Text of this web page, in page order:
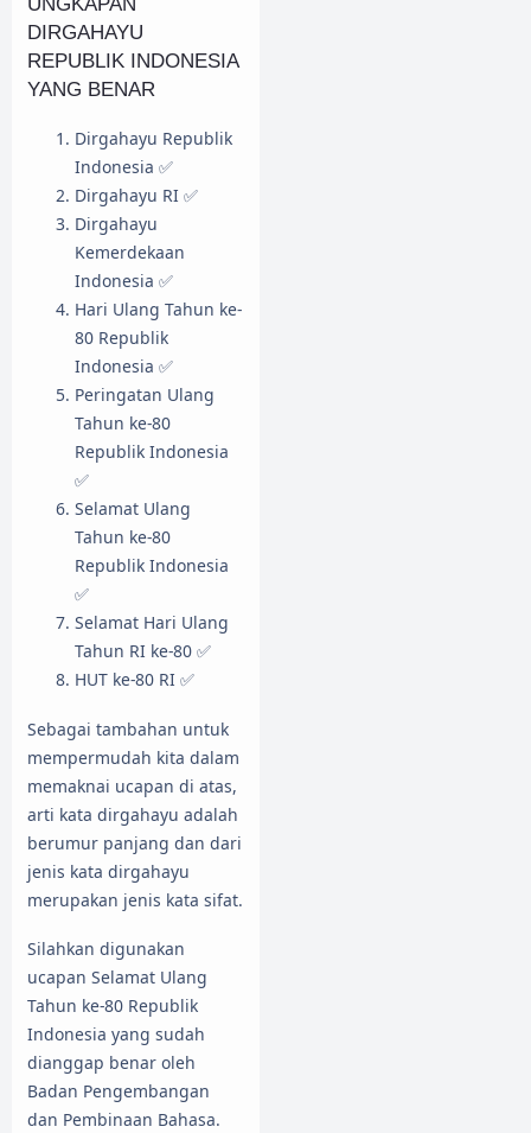
DIRGAHAYU
REPUBLIK INDONESIA
YANG BENAR
Dirgahayu Republik
Indonesia ✅
Dirgahayu RI ✅
Dirgahayu
Kemerdekaan
Indonesia ✅
Hari Ulang Tahun ke-
80 Republik
Indonesia ✅
Peringatan Ulang
Tahun ke-80
Republik Indonesia
✅
Selamat Ulang
Tahun ke-80
Republik Indonesia
✅
Selamat Hari Ulang
Tahun RI ke-80 ✅
HUT ke-80 RI ✅
Sebagai tambahan untuk
mempermudah kita dalam
memaknai ucapan di atas,
arti kata dirgahayu adalah
berumur panjang dan dari
jenis kata dirgahayu
merupakan jenis kata sifat.
Silahkan digunakan
ucapan Selamat Ulang
Tahun ke-80 Republik
Indonesia yang sudah
dianggap benar oleh
Badan Pengembangan
dan Pembinaan Bahasa.